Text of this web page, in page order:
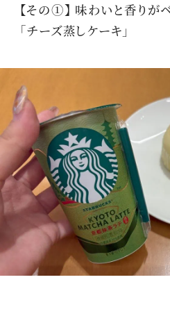
【その①】 味わいと香りがベ
「チーズ蒸しケーキ」